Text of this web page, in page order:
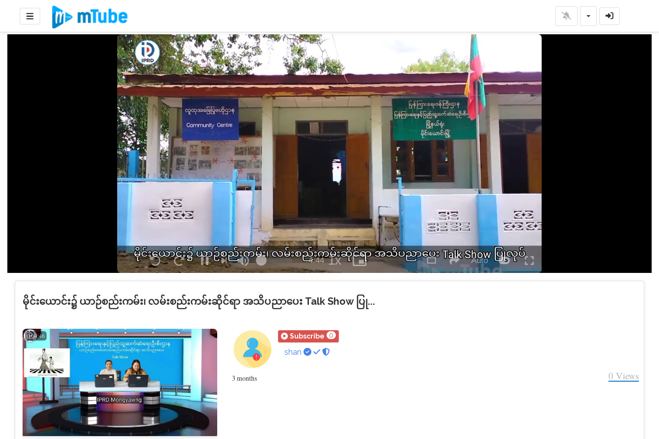
Loop
Seek
back
10
Seek
forward
30
PauseNext MuteLoaded:
2.09%
Remaining
-4:44 1xPlayback
Rate
Picture-
in-
Picture
to
Theater
social
Auto
autoplay
Fullscreen
မိုင်းယောင်း၌ ယာဉ်စည်းကမ်း၊ လမ်းစည်းကမ်းဆိုင်ရာ အသိပညာပေး Talk Show ပြု...
0:04:46 Subscribe 0
shan
3 months 0 Views